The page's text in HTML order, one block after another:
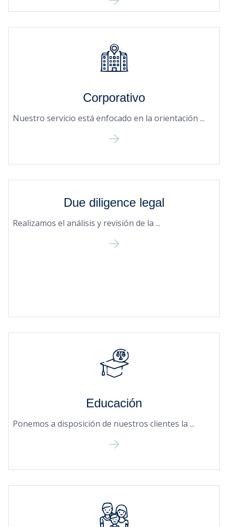
Corporativo
Nuestro servicio está enfocado en la orientación ...
Due diligence legal
Realizamos el análisis y revisión de la ...
Educación
Ponemos a disposición de nuestros clientes la ...